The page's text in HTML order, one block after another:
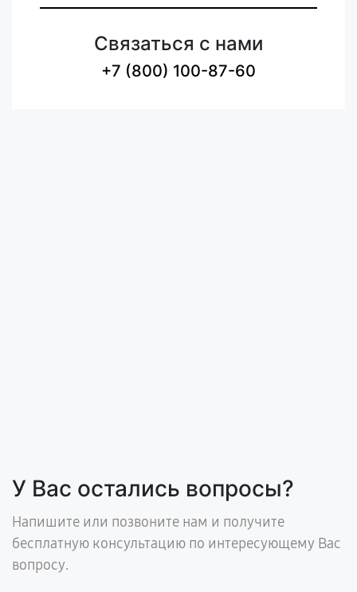
Связаться с нами
+7 (800) 100-87-60
У Вас остались вопросы?
Напишите или позвоните нам и получите
бесплатную консультацию по интересующему Вас
вопросу.